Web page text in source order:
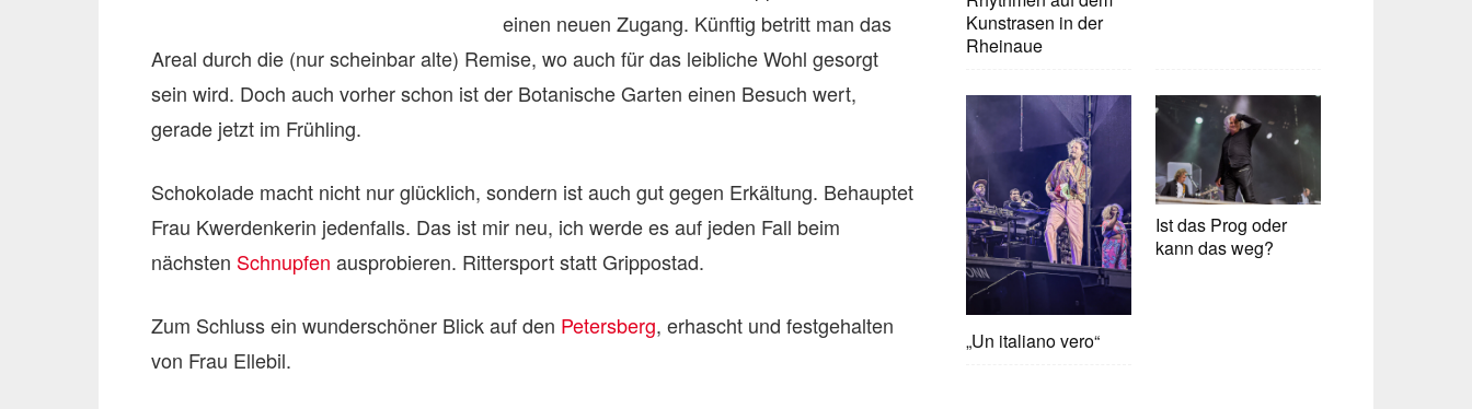
einen neuen Zugang. Künftig betritt man das
Areal durch die (nur scheinbar alte) Remise, wo auch für das leibliche Wohl gesorgt
sein wird. Doch auch vorher schon ist der Botanische Garten einen Besuch wert,
gerade jetzt im Frühling.
Schokolade macht nicht nur glücklich, sondern ist auch gut gegen Erkältung. Behauptet
Frau Kwerdenkerin jedenfalls. Das ist mir neu, ich werde es auf jeden Fall beim
nächsten Schnupfen ausprobieren. Rittersport statt Grippostad.
Zum Schluss ein wunderschöner Blick auf den Petersberg, erhascht und festgehalten
von Frau Ellebil.
Kunstrasen in der
Rheinaue
„Un italiano vero“
Ist das Prog oder
kann das weg?